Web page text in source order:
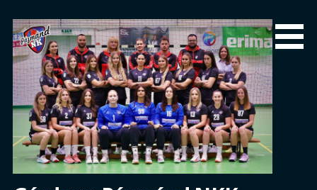
content